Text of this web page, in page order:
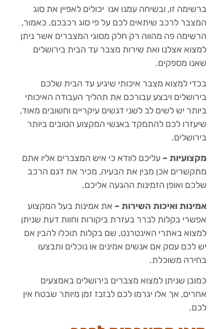
ברשימה זו, ובשיחה עמנו אנו יכולים לאפיין את סוג
המצבר לרכב שיתאים לכם על פי סוג רכבכם. כאמור,
הרשימה פה מהווה רק חלק מסוגי המצברים אשר ניתן
למצוא אצלנו ואת שירות מצבר עד הבית בירושלים
שאנו מספקים.
בכדי למצוא מצבר איכותי שיגיע עד הבית שלכם
בירושלים ויבצע עבורכם את תהליך העבודה האיכותי
ביותר יש לשים לב לשני דגשים עיקריים וחשובים מאוד,
שיעזרו לכם להתמקד באנשי המקצוע הטובים ביותר
בירושלים.
מקצועיות – עליכם לוודא כי איש המצברים אליו אתם
מתקשרים אכן מבין את הבעיה, מכיר את דגם הרכב
שלכם ואופן הזמינות ההגעה אליכם.
אמינות ואיכות השירות – את אמינות בעל המקצוע
אפשרי בקלות לברר בעזרת ביקורות וחוות דעת שניתן
למצוא באתרי האינטרנט, שם בקלות תוכלו להבין אם
יש לכם עסק אם אנשים אמינים או נוכלים ותבצעו
בחירה משוכלת.
כמובן שניתן למצוא מצברים בירושלים באמצעים
אחרים, אך אלו יגרמו לכם לבזבז זמן מיותר שבטח אין
לכם.